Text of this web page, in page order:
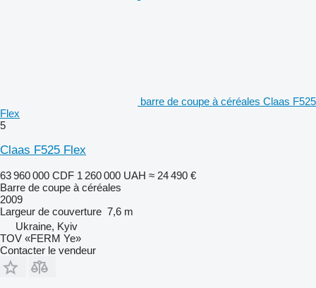
barre de coupe à céréales Claas F525
Flex
5
Claas F525 Flex
63 960 000 CDF 1 260 000 UAH ≈ 24 490 €
Barre de coupe à céréales
2009
Largeur de couverture 7,6 m
Ukraine, Kyiv
TOV «FERM Ye»
Contacter le vendeur